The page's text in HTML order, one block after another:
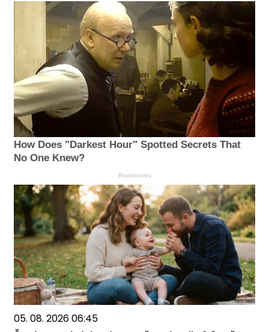
How Does "Darkest Hour" Spotted Secrets That
No One Knew?
Brainberries
05. 08. 2026 06:45